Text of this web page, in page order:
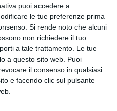
puoi accedere a
le tue preferenze prima
Si rende noto che alcuni
non richiedere il tuo
a tale trattamento. Le tue
a questo sito web. Puoi
il consenso in qualsiasi
e facendo clic sul pulsante
(GRATUITO)
QUESTA
WhatsApp, ...